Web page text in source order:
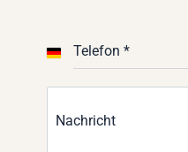
Telefon *
G
mNachricht